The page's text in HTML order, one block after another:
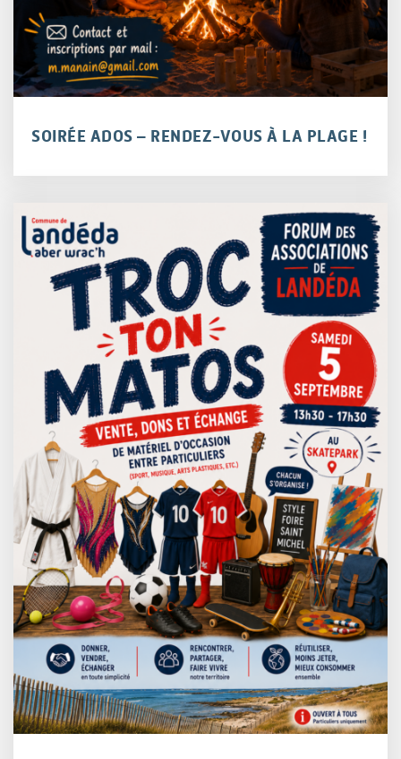
SOIRÉE ADOS – RENDEZ-VOUS À LA PLAGE !